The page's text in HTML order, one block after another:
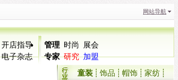
网站导航
开店指导
电子杂志
管理 时尚
展会
专家 研究 加盟
童装 ┊ 饰品 ┊ 帽饰 ┊ 家纺 ┊